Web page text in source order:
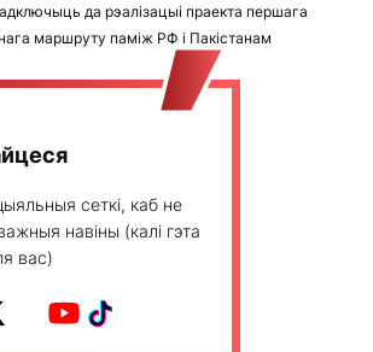
да рэалізацыі праекта першага
маршруту паміж РФ і Пакістанам
сеткі, каб не
навіны (калі гэта
вас)